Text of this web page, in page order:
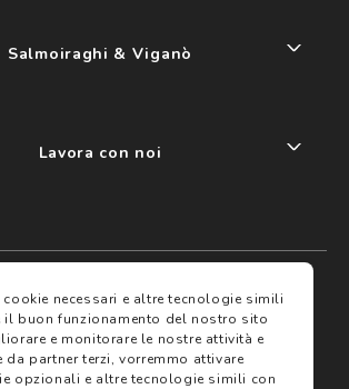
Salmoiraghi & Viganò
Lavora con noi
necessari e altre tecnologie simili
il buon funzionamento del nostro sito
e monitorare le nostre attività e
da partner terzi, vorremmo attivare
opzionali e altre tecnologie simili con